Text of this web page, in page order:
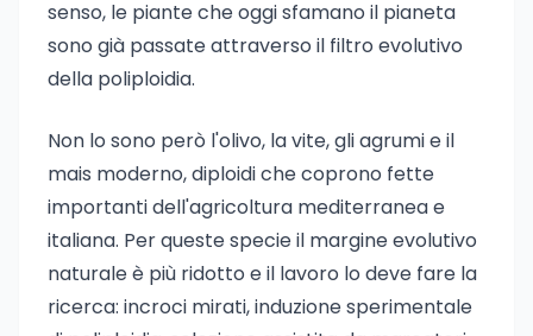
senso, le piante che oggi sfamano il pianeta
sono già passate attraverso il filtro evolutivo
della poliploidia.
Non lo sono però l'olivo, la vite, gli agrumi e il
mais moderno, diploidi che coprono fette
importanti dell'agricoltura mediterranea e
italiana. Per queste specie il margine evolutivo
naturale è più ridotto e il lavoro lo deve fare la
ricerca: incroci mirati, induzione sperimentale